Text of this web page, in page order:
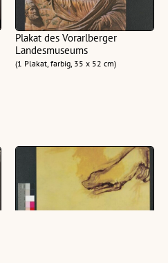
Plakat des Vorarlberger
Landesmuseums
(1 Plakat, farbig, 35 x 52 cm)